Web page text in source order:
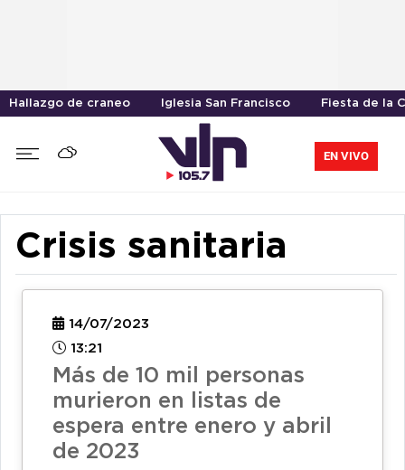
Hallazgo de craneo Iglesia San Francisco Fiesta de la
EN VIVO
Crisis sanitaria
14/07/2023
13:21
Más de 10 mil personas
murieron en listas de
espera entre enero y abril
de 2023